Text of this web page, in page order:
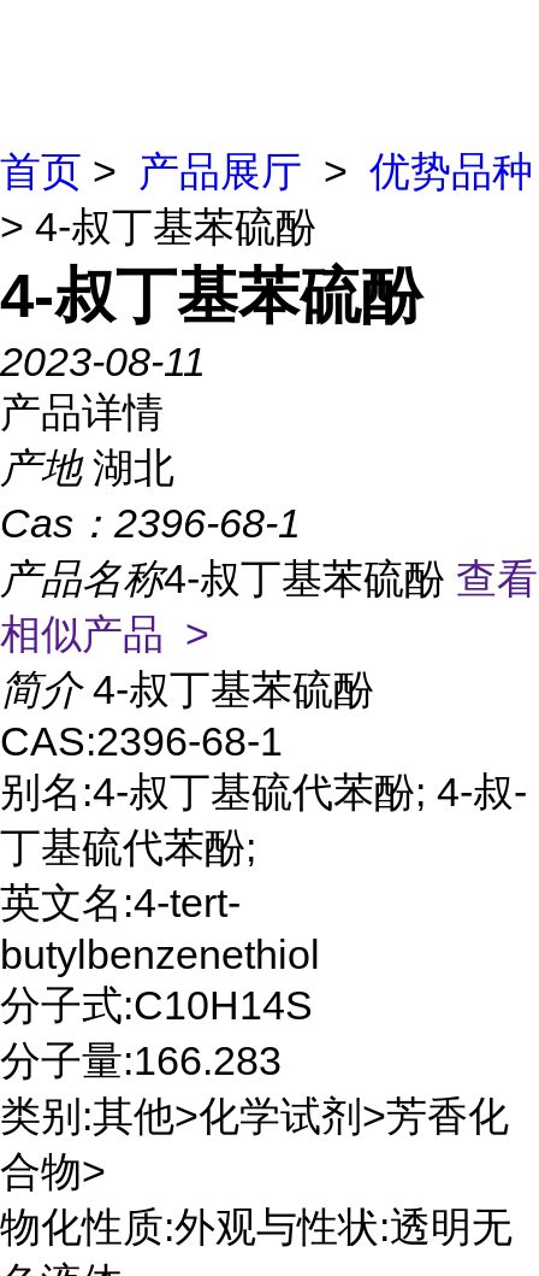
首页 > 产品展厅 > 优势品种
> 4-叔丁基苯硫酚
4-叔丁基苯硫酚
2023-08-11
产品详情
产地 湖北
Cas： 2396-68-1
产品名称4-叔丁基苯硫酚 查看
相似产品 >
简介 4-叔丁基苯硫酚
CAS:2396-68-1
别名:4-叔丁基硫代苯酚; 4-叔-
丁基硫代苯酚;
英文名:4-tert-
butylbenzenethiol
分子式:C10H14S
分子量:166.283
类别:其他>化学试剂>芳香化
合物>
物化性质:外观与性状:透明无